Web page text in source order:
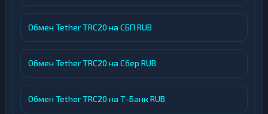
Обмен Tether TRC20 на СБП RUB
Обмен Tether TRC20 на Сбер RUB
Обмен Tether TRC20 на Т-Банк RUB